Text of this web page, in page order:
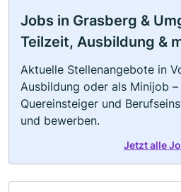
Jobs in Grasberg &
Teilzeit, Ausbildung &
Aktuelle Stellenangebote in
Ausbildung oder als Minijob
Quereinsteiger und
und bewerben.
Jetzt alle